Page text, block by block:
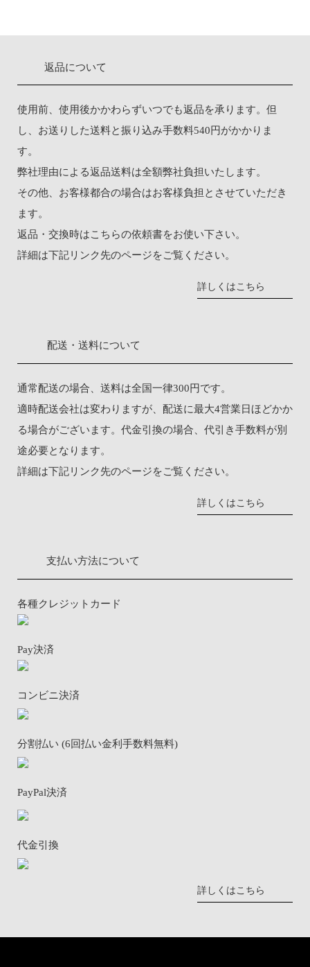
返品について
使用前、使用後かかわらずいつでも返品を承ります。但
し、お送りした送料と振り込み手数料540円がかかりま
す。
弊社理由による返品送料は全額弊社負担いたします。
その他、お客様都合の場合はお客様負担とさせていただき
ます。
返品・交換時はこちらの依頼書をお使い下さい。
詳細は下記リンク先のページをご覧ください。
詳しくはこちら
配送・送料について
通常配送の場合、送料は全国一律300円です。
適時配送会社は変わりますが、配送に最大4営業日ほどかか
る場合がございます。代金引換の場合、代引き手数料が別
途必要となります。
詳細は下記リンク先のページをご覧ください。
詳しくはこちら
支払い方法について
各種クレジットカード
Pay決済
コンビニ決済
分割払い (6回払い金利手数料無料)
PayPal決済
代金引換
詳しくはこちら